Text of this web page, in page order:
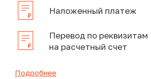
Наложенный платеж
Перевод по реквизитам
на расчетный счет
Подробнее